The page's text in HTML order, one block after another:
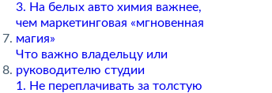
3. На белых авто химия важнее,
чем маркетинговая «мгновенная
магия»
Что важно владельцу или
руководителю студии
1. Не переплачивать за толстую